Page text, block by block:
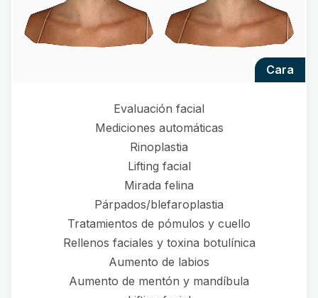
cara
Evaluación facial
Mediciones automáticas
Rinoplastia
Lifting facial
Mirada felina
Párpados/blefaroplastia
Tratamientos de pómulos y cuello
Rellenos faciales y toxina botulínica
Aumento de labios
Aumento de mentón y mandíbula